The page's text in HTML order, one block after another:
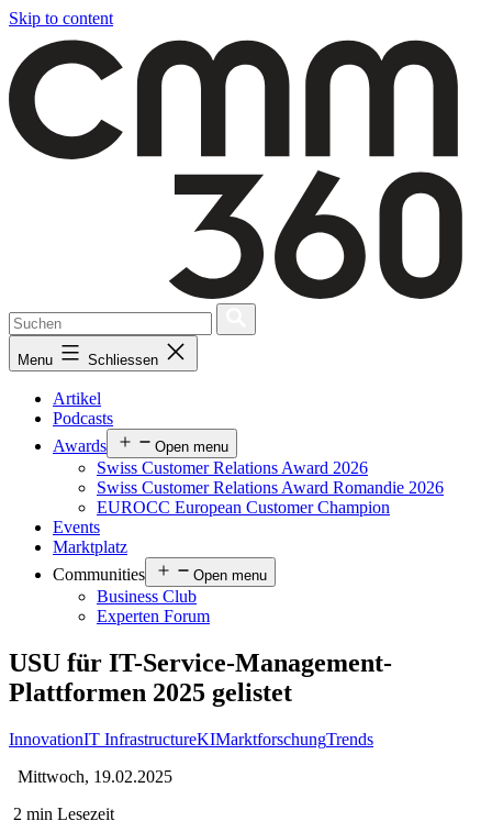
Skip to content
Menu Schliessen
Artikel
Podcasts
Awards
Open menu
Swiss Customer Relations Award 2026
Swiss Customer Relations Award Romandie 2026
EUROCC European Customer Champion
Events
Marktplatz
Communities
Open menu
Business Club
Experten Forum
USU für IT-Service-Management-
Plattformen 2025 gelistet
InnovationIT InfrastructureKIMarktforschungTrends
Mittwoch, 19.02.2025
2 min Lesezeit